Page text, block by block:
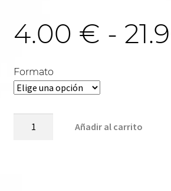
4.00 € -
Formato
Añadir al carrito